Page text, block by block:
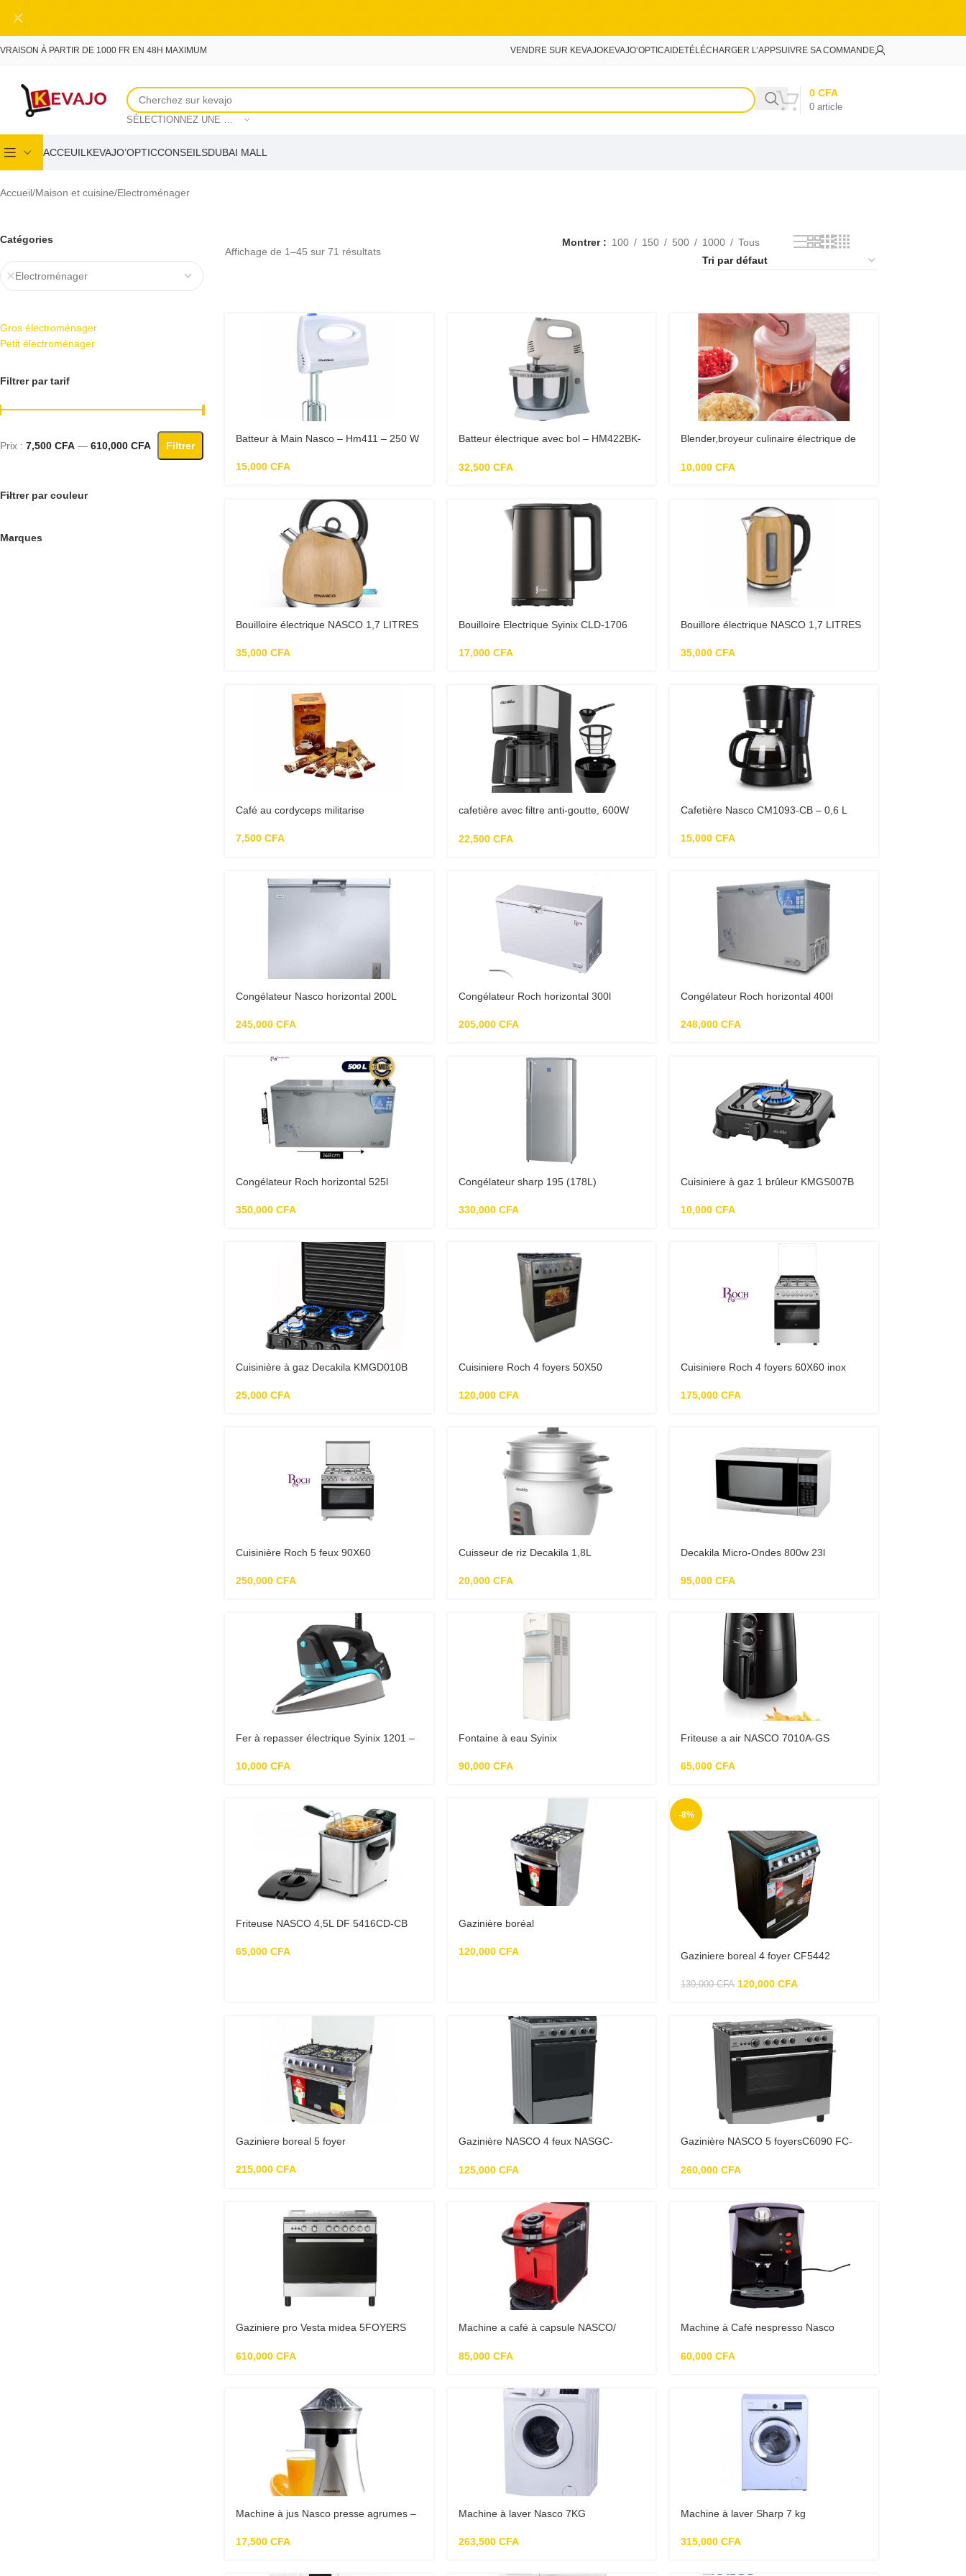
Skip to main content
À PARTIR DE 1000 FR EN 48H MAXIMUM VENDRE SUR KEVAJOKEVAJO’OPTICAIDETÉLÉCHARGER L’APPSUIVRE SA COMMANDE
SÉLECTIONNEZ UNE CATÉGORIE
0 article
0 CFA
ACCEUIL KEVAJO’OPTICCONSEILSDUBAI MALL
Accueil Maison et cuisine Electroménager
Catégories
Electroménager
Gros électroménager
Petit électroménager
Filtrer par tarif
Filtrer
Prix : 7,500 CFA — 610,000 CFA
Filtrer par couleur
Marques
Affichage de 1–45 sur 71 résultats
Montrer 100 150 500 1000 Tous
Batteur à Main Nasco – Hm411 – 250 W
15,000 CFA
Batteur électrique avec bol – HM422BK-
32,500 CFA
Blender,broyeur culinaire électrique de
10,000CFA
Bouilloire électrique NASCO 1,7 LITRES
35,000 CFA
Bouilloire Electrique Syinix CLD-1706
17,000 CFA
Bouillore électrique NASCO 1,7 LITRES
35,000CFA
Café au cordyceps militarise
7,500 CFA
cafetière avec filtre anti-goutte, 600W
22,500 CFA
Cafetière Nasco CM1093-CB – 0,6 L
15,000CFA
Congélateur Nasco horizontal 200L
245,000 CFA
Congélateur Roch horizontal 300l
205,000 CFA
Congélateur Roch horizontal 400l
248,000CFA
Congélateur Roch horizontal 525l
350,000 CFA
Congélateur sharp 195 (178L)
330,000 CFA
Cuisiniere à gaz 1 brûleur KMGS007B
10,000CFA
Cuisinière à gaz Decakila KMGD010B
25,000 CFA
Cuisiniere Roch 4 foyers 50X50
120,000 CFA
Cuisiniere Roch 4 foyers 60X60 inox
175,000CFA
Cuisinière Roch 5 feux 90X60
250,000 CFA
Cuisseur de riz Decakila 1,8L
20,000 CFA
Decakila Micro-Ondes 800w 23l
95,000CFA
Fer à repasser électrique Syinix 1201 –
10,000 CFA
Fontaine à eau Syinix
90,000 CFA
Friteuse a air NASCO 7010A-GS
65,000CFA
Friteuse NASCO 4,5L DF 5416CD-CB
65,000 CFA
Gazinière boréal
120,000 CFA
-8%
Gaziniere boreal 4 foyer CF5442
130,000CFA 120,000CFA
Gaziniere boreal 5 foyer
215,000 CFA
Gazinière NASCO 4 feux NASGC-
125,000 CFA
Gazinière NASCO 5 foyersC6090 FC-
260,000CFA
Gaziniere pro Vesta midea 5FOYERS
minuterie mesure degre four allum auto
610,000 CFA
Machine a café à capsule NASCO/
85,000 CFA
Machine à Café nespresso Nasco
60,000CFA
Machine à jus Nasco presse agrumes –
17,500 CFA
Machine à laver Nasco 7KG
263,500 CFA
Machine à laver Sharp 7 kg
315,000CFA